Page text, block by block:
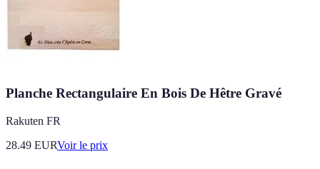
Planche Rectangulaire En Bois De Hêtre Gravé
Rakuten FR
28.49 EURVoir le prix